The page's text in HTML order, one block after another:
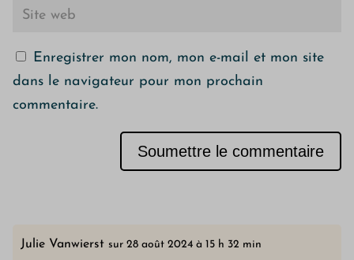
Julie Vanwierst sur 28 août 2024 à 15 h 32 min
Enregistrer mon nom, mon e-mail et mon site
dans le navigateur pour mon prochain
commentaire.
Soumettre le commentaire